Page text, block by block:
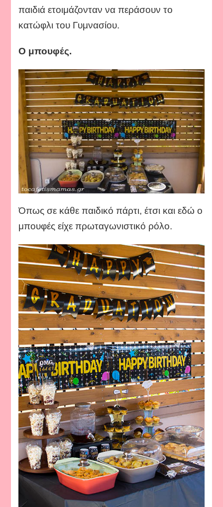
παιδιά ετοιμάζονταν να περάσουν το
κατώφλι του Γυμνασίου.
Ο μπουφές.
Όπως σε κάθε παιδικό πάρτι, έτσι και εδώ ο
μπουφές είχε πρωταγωνιστικό ρόλο.